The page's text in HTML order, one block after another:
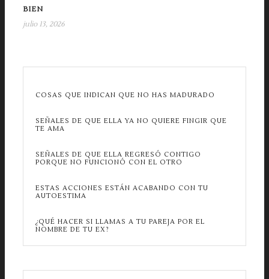
BIEN
julio 13, 2026
COSAS QUE INDICAN QUE NO HAS MADURADO
SEÑALES DE QUE ELLA YA NO QUIERE FINGIR QUE
TE AMA
SEÑALES DE QUE ELLA REGRESÓ CONTIGO
PORQUE NO FUNCIONÓ CON EL OTRO
ESTAS ACCIONES ESTÁN ACABANDO CON TU
AUTOESTIMA
¿QUÉ HACER SI LLAMAS A TU PAREJA POR EL
NOMBRE DE TU EX?